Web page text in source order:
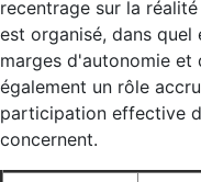
recentrage sur la
est organisé, dans quel
marges d'autonomie et
également un rôle
participation effective
concernent.